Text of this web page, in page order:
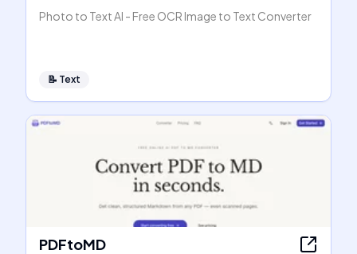
Photo to Text AI - Free OCR Image to Text Converter
📝 Text
PDFtoMD